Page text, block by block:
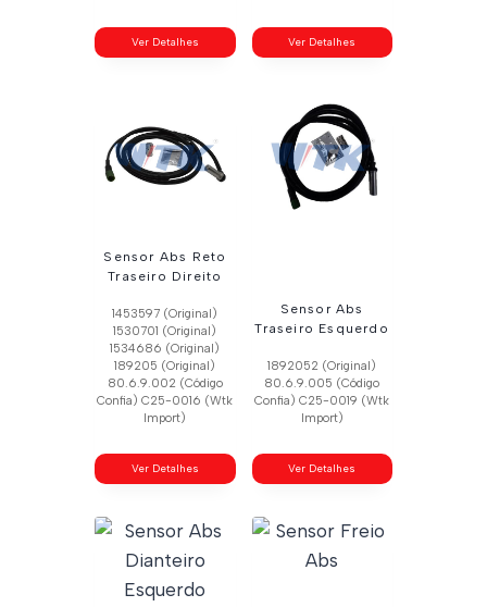
Ver Detalhes Ver Detalhes
Sensor Abs Reto
Traseiro Direito
1453597 (Original)
1530701 (Original)
1534686 (Original)
189205 (Original)
80.6.9.002 (Código
Confia) C25-0016 (Wtk
Import)
Ver Detalhes
Sensor Abs
Traseiro Esquerdo
1892052 (Original)
80.6.9.005 (Código
Confia) C25-0019 (Wtk
Import)
Ver Detalhes